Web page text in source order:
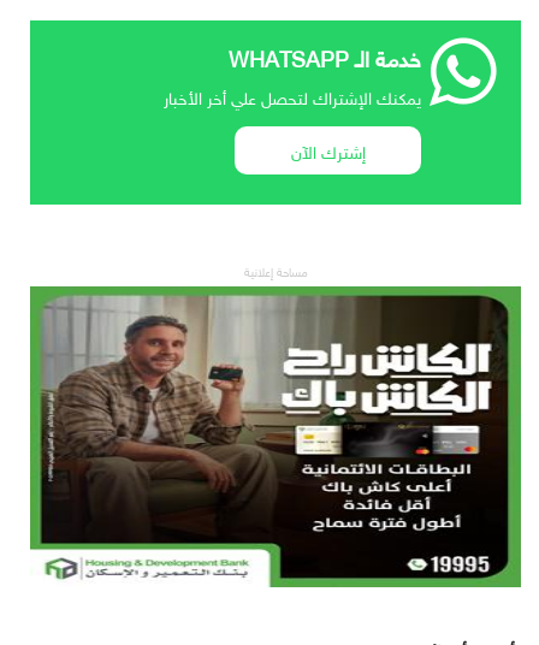
خدمة الـ WHATSAPP
يمكنك الإشتراك لتحصل علي أخر الأخبار
إشترك الآن
مساحة إعلانية